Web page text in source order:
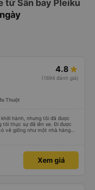
từ Sân bay Pleiku
4.8
(1694 đánh giá)
Thuột
hành, nhưng tôi đã được
tôi thực sự đã lên xe. Đi được
vẻ giống như một nhà hàng
mọi thứ đều tươi ngon và
giá không phải về đồ ăn nên dù
tôi phải dừng lại khá lâu (nửa
không quá đáng sợ. Chiếc
Xem giá